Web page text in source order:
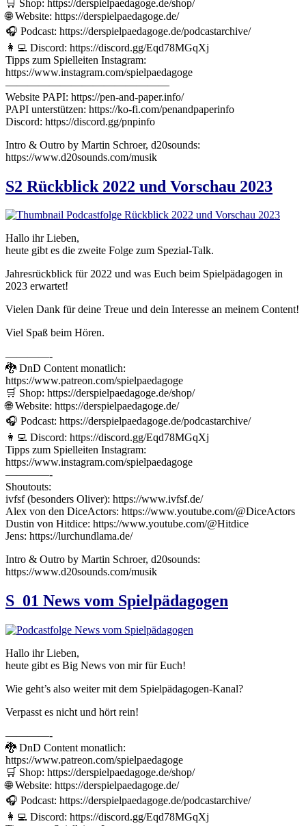
🛒 Shop: https://derspielpaedagoge.de/shop/
🌐 Website: https://derspielpaedagoge.de/
🎧 Podcast: https://derspielpaedagoge.de/podcastarchive/
👩‍💻 Discord: https://discord.gg/Eqd78MGqXj
Tipps zum Spielleiten Instagram:
https://www.instagram.com/spielpaedagoge
———————————————
Website PAPI: https://pen-and-paper.info/
PAPI unterstützen: https://ko-fi.com/penandpaperinfo
Discord: https://discord.gg/pnpinfo
Intro & Outro by Martin Schroer, d20sounds:
https://www.d20sounds.com/musik
S2 Rückblick 2022 und Vorschau 2023
Hallo ihr Lieben,
heute gibt es die zweite Folge zum Spezial-Talk.
Jahresrückblick für 2022 und was Euch beim Spielpädagogen in
2023 erwartet!
Vielen Dank für deine Treue und dein Interesse an meinem Content!
Viel Spaß beim Hören.
————-
🐉 DnD Content monatlich:
https://www.patreon.com/spielpaedagoge
🛒 Shop: https://derspielpaedagoge.de/shop/
🌐 Website: https://derspielpaedagoge.de/
🎧 Podcast: https://derspielpaedagoge.de/podcastarchive/
👩‍💻 Discord: https://discord.gg/Eqd78MGqXj
Tipps zum Spielleiten Instagram:
https://www.instagram.com/spielpaedagoge
————-
Shoutouts:
ivfsf (besonders Oliver): https://www.ivfsf.de/
Alex von den DiceActors: https://www.youtube.com/@DiceActors
Dustin von Hitdice: https://www.youtube.com/@Hitdice
Jens: https://lurchundlama.de/
Intro & Outro by Martin Schroer, d20sounds:
https://www.d20sounds.com/musik
S_01 News vom Spielpädagogen
Hallo ihr Lieben,
heute gibt es Big News von mir für Euch!
Wie geht’s also weiter mit dem Spielpädagogen-Kanal?
Verpasst es nicht und hört rein!
————-
🐉 DnD Content monatlich:
https://www.patreon.com/spielpaedagoge
🛒 Shop: https://derspielpaedagoge.de/shop/
🌐 Website: https://derspielpaedagoge.de/
🎧 Podcast: https://derspielpaedagoge.de/podcastarchive/
👩‍💻 Discord: https://discord.gg/Eqd78MGqXj